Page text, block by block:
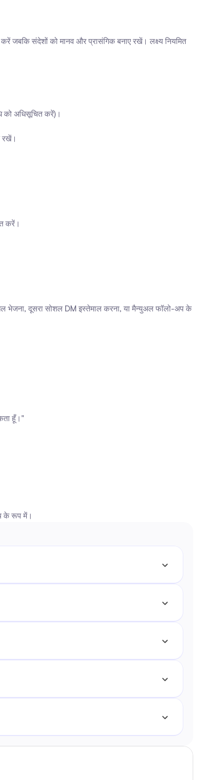
संदेशों को मानव और प्रासंगिक बनाए रखें। लक्ष्य नियमित
को अधिसूचित करें)।
रखें।
करें।
भेजना, दूसरा सोशल DM इस्तेमाल करना, या मैन्युअल फॉलो-अप के
हूँ।"
के रूप में।